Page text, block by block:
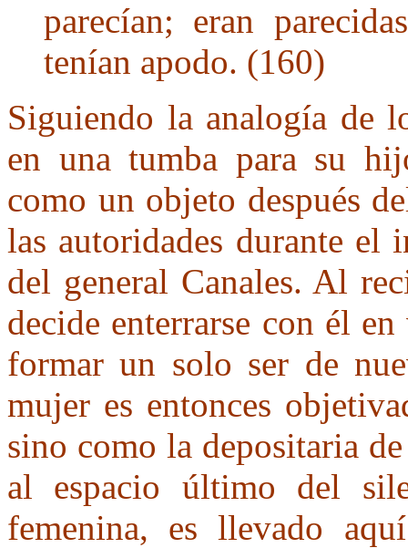
parecían; eran
tenían apodo. (160)
Siguiendo la analogía de
en una tumba para su
como un objeto después
las autoridades durante
del general Canales. Al
decide enterrarse con él
formar un solo ser de
mujer es entonces
sino como la depositaria
al espacio último del
femenina, es llevado